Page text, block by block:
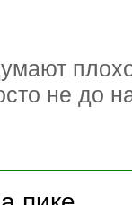
не до